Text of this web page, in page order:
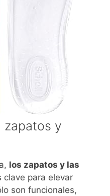
zapatos y
los zapatos y las
clave para elevar
son funcionales,